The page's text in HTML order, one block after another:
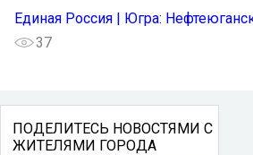
Единая Россия | Югра:
37
ПОДЕЛИТЕСЬ НОВОСТЯМИ С
ЖИТЕЛЯМИ ГОРОДА